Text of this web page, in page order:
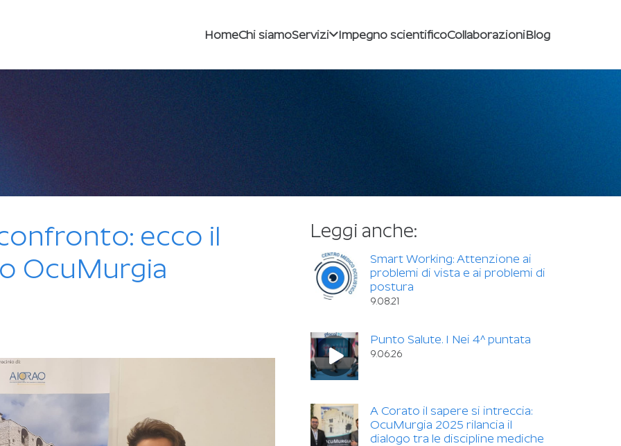
HomeChi siamoServizi Impegno scientificoCollaborazioniBlog
ecco il
OcuMurgia
Leggi anche:
Smart Working: Attenzione ai
problemi di vista e ai problemi di
postura
9.08.21
Punto Salute. I Nei 4^ puntata
9.06.26
A Corato il sapere si intreccia:
OcuMurgia 2025 rilancia il
dialogo tra le discipline mediche